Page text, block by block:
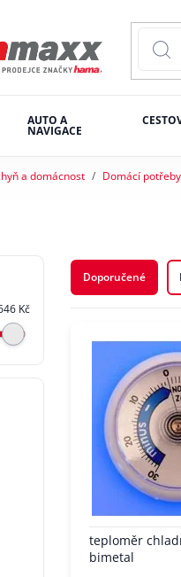
AUTO A
NAVIGACE
a domácnost Domácí potřeby
Kč
Doporučené
teploměr
bimetal